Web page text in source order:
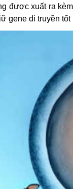
được xuất ra
gene di truyền tốt